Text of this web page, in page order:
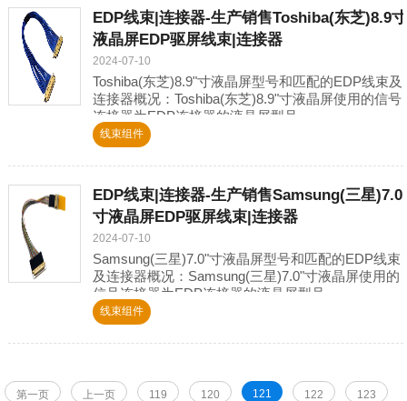
EDP线束|连接器-生产销售Toshiba(东芝)8.9寸
液晶屏EDP驱屏线束|连接器
2024-07-10
Toshiba(东芝)8.9"寸液晶屏型号和匹配的EDP线束及
连接器概况：Toshiba(东芝)8.9"寸液晶屏使用的信号
连接器为EDP连接器的液晶屏型号
为:LT089AC29000,LTD089EX
线束组件
EDP线束|连接器-生产销售Samsung(三星)7.0
寸液晶屏EDP驱屏线束|连接器
2024-07-10
Samsung(三星)7.0"寸液晶屏型号和匹配的EDP线束
及连接器概况：Samsung(三星)7.0"寸液晶屏使用的
信号连接器为EDP连接器的液晶屏型号
为:LMS700JF01-001,LTN070
线束组件
第一页 上一页 119 120 121 122
123